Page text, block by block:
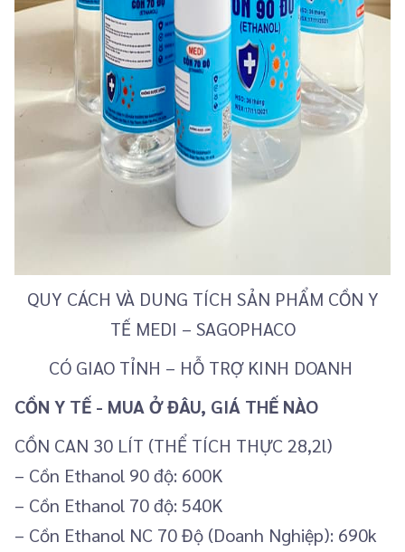
QUY CÁCH VÀ DUNG TÍCH SẢN PHẨM CỒN Y
TẾ MEDI – SAGOPHACO
CÓ GIAO TỈNH – HỖ TRỢ KINH DOANH
CỒN Y TẾ - MUA Ở ĐÂU, GIÁ THẾ NÀO
CỒN CAN 30 LÍT (THỂ TÍCH THỰC 28,2l)
– Cồn Ethanol 90 độ: 600K
– Cồn Ethanol 70 độ: 540K
– Cồn Ethanol NC 70 Độ (Doanh Nghiệp): 690k